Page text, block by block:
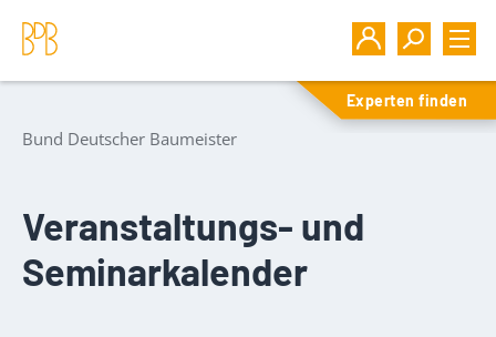
Experten finden
Bund Deutscher Baumeister
Veranstaltungs- und
Seminarkalender